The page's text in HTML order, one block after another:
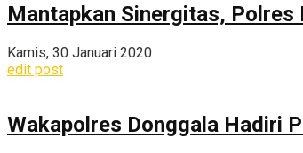
Mantapkan Sinergitas, Polres
Kamis, 30 Januari 2020
edit post
Wakapolres Donggala Hadiri